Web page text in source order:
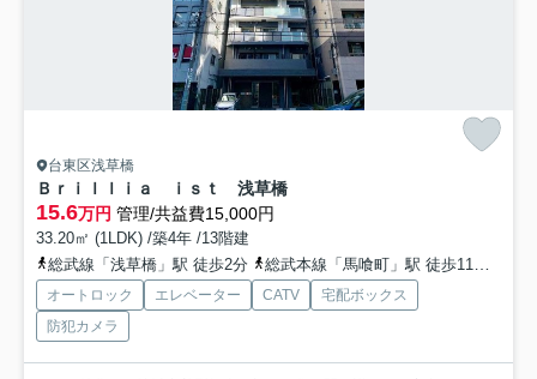
台東区浅草橋
Ｂｒｉｌｌｉａ ｉｓｔ 浅草橋
15.6万円 管理/共益費15,000円
33.20㎡ (1LDK) /築4年 /13階建
総武線「浅草橋」駅 徒歩2分
総武本線「馬喰町」駅 徒歩11分
オートロック エレベーター CATV
宅配ボックス
防犯カメラ